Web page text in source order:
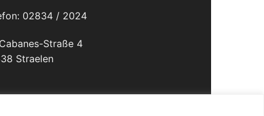
02834 / 2024
Straße 4
Straelen